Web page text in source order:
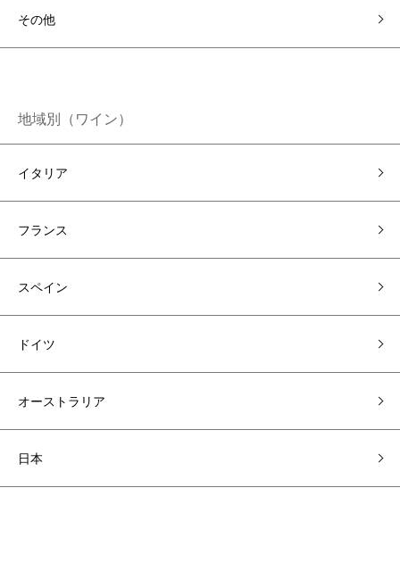
その他
地域別（ワイン）
イタリア
フランス
スペイン
ドイツ
オーストラリア
日本